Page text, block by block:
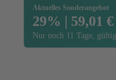
Aktuelles Sonderangebot
29% | 59,01
Nur noch 11 Tage,